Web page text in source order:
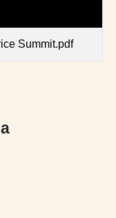
Summit.pdf